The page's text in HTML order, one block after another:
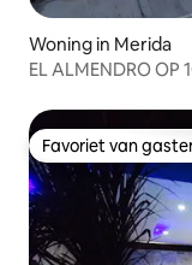
Woning in Merida
EL ALMENDRO OP
Favoriet van
Favoriet van